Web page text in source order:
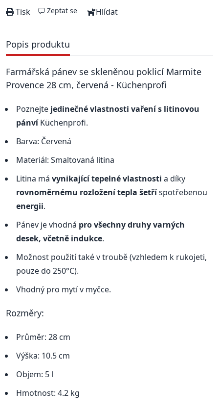
Tisk Zeptat se Hlídat
Popis produktu
Farmářská pánev se skleněnou poklicí Marmite
Provence 28 cm, červená - Küchenprofi
Poznejte jedinečné vlastnosti vaření s litinovou
pánvíKüchenprofi.
Barva: Červená
Materiál: Smaltovaná litina
Litina má vynikající tepelné vlastnosti a díky
rovnoměrnému rozložení tepla šetříspotřebenou
energii.
Pánev je vhodná pro všechny druhy varných
desek, včetně indukce.
Možnost použití také v troubě (vzhledem k rukojeti,
pouze do 250°C).
Vhodný pro mytí v myčce.
Rozměry:
Průměr: 28 cm
Výška: 10.5 cm
Objem: 5 l
Hmotnost: 4.2 kg